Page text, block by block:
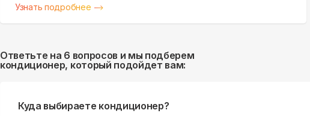
Узнать подробнее
Ответьте на 6 вопросов и мы подберем
кондиционер, который подойдет вам:
Куда выбираете кондиционер?